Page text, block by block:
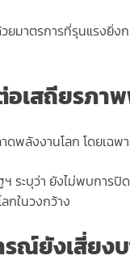
ยมาตรการที่รุนแรง
เสถียรภา
พลังงานโลก โดยเฉ
ะบุว่า ยังไม่พบการปิ
กในวงกว้าง
ณ์ยังเสี่ยง